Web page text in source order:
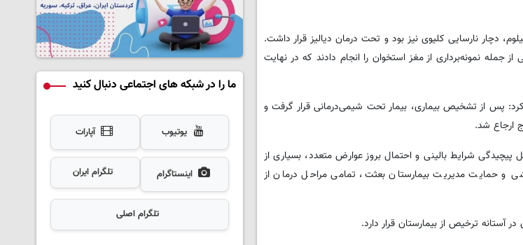
دچار نارسایی کلیوی نیز بود و تحت درمان دیالیز قرار داشت.
نمونه‌برداری از مغز استخوان را انجام دادند که در نهایت
پس از تشخیص بیماری، بیمار تحت شیمی‌درمانی قرار گرفت و
ارجاع شد.
پیچیدگی شرایط بالینی و احتمال بروز عوارض متعدد، بسیاری از
و حمایت مدیریت بیمارستان بعثت، تمامی مراحل درمان از
آستانه ترخیص از بیمارستان قرار دارد.
ما را در شبکه های اجتماعی دنبال کنید
یوتیوب آپارات
اینستاگرام تلگرام ایران
تلگرام اصلی